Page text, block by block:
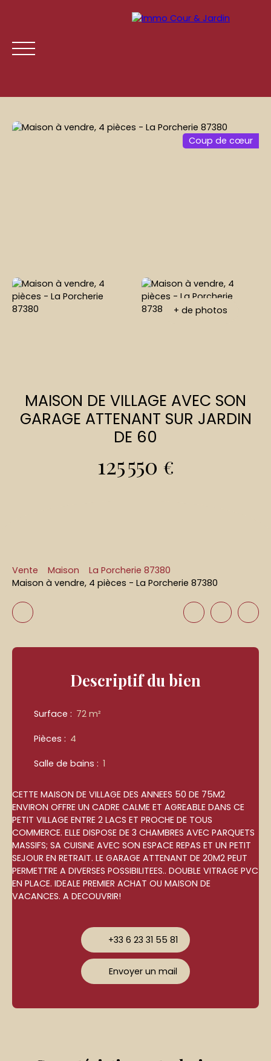
Coup de cœur
+ de photos
MAISON DE VILLAGE AVEC SON
GARAGE ATTENANT SUR JARDIN
DE 60
125 550 €
Vente Maison
La Porcherie 87380
Maison à vendre, 4 pièces - La Porcherie 87380
Descriptifdu bien
Surface : 72 m²
Pièces : 4
Salle de bains : 1
CETTE MAISON DE VILLAGE DES ANNEES 50 DE 75M2
ENVIRON OFFRE UN CADRE CALME ET AGREABLE DANS CE
PETIT VILLAGE ENTRE 2 LACS ET PROCHE DE TOUS
COMMERCE. ELLE DISPOSE DE 3 CHAMBRES AVEC PARQUETS
MASSIFS; SA CUISINE AVEC SON ESPACE REPAS ET UN PETIT
SEJOUR EN RETRAIT. LE GARAGE ATTENANT DE 20M2 PEUT
PERMETTRE A DIVERSES POSSIBILITEES.. DOUBLE VITRAGE PVC
EN PLACE. IDEALE PREMIER ACHAT OU MAISON DE
VACANCES. A DECOUVRIR!
+33 6 23 31 55 81
Envoyer un mail